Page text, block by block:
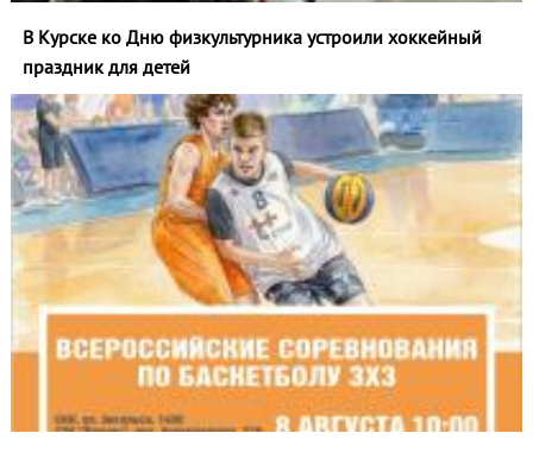
В Курске ко Дню физкультурника устроили хоккейный
праздник для детей